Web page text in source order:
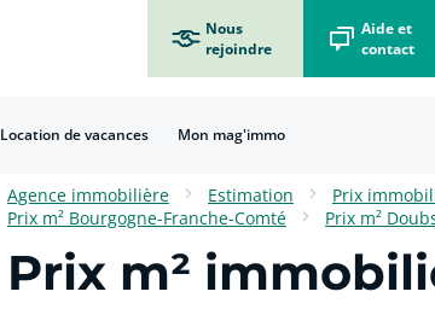
Nous
rejoindre
Aide et
contact
Location de vacances Mon mag'immo
Agence immobilière Estimation
Prix
Prix m² Bourgogne-Franche-Comté
Prix m²
Prix m²